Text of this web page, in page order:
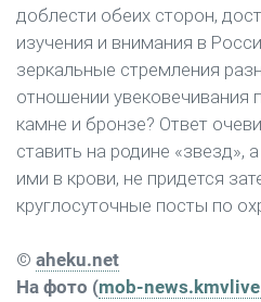
доблести обеих сторон,
изучения и внимания в
зеркальные стремления
отношении увековечивания
камне и бронзе? Ответ
ставить на родине «звезд»,
ими в крови, не придется
круглосуточные посты по
© aheku.net
На фото (mob-